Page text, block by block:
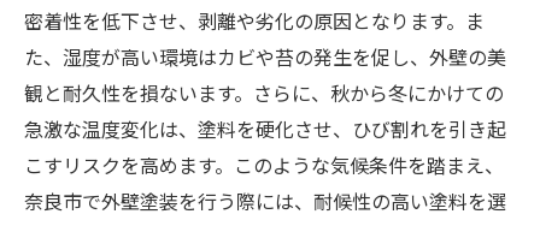
密着性を低下させ、剥離や劣化の原因となります。ま
た、湿度が高い環境はカビや苔の発生を促し、外壁の美
観と耐久性を損ないます。さらに、秋から冬にかけての
急激な温度変化は、塗料を硬化させ、ひび割れを引き起
こすリスクを高めます。このような気候条件を踏まえ、
奈良市で外壁塗装を行う際には、耐候性の高い塗料を選